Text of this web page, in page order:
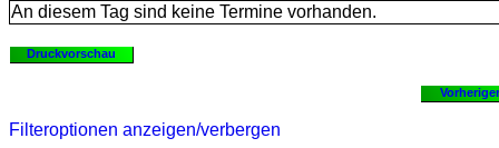
An diesem Tag sind keine Termine vorhanden.
Druckvorschau
Filteroptionen anzeigen/verbergen